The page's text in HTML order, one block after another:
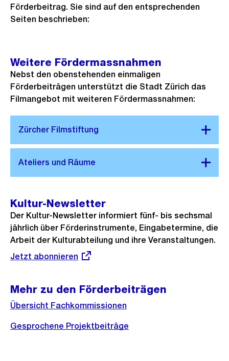
Förderbeitrag. Sie sind auf den entsprechenden
Seiten beschrieben:
Weitere Fördermassnahmen
Nebst den obenstehenden einmaligen
Förderbeiträgen unterstützt die Stadt Zürich das
Filmangebot mit weiteren Fördermassnahmen:
Kultur-Newsletter
Der Kultur-Newsletter informiert fünf- bis sechsmal
jährlich über Förderinstrumente, Eingabetermine, die
Arbeit der Kulturabteilung und ihre Veranstaltungen.
Externer
Jetzt abonnieren
Mehr zu den Förderbeiträgen
Übersicht Fachkommissionen
Gesprochene Projektbeiträge